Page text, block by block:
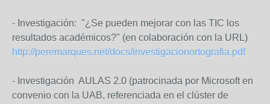
- Investigación: "¿Se pueden mejorar con las TIC los
resultados académicos?" (en colaboración con la URL)
http://peremarques.net/docs/investigacionortografia.pdf
- Investigación AULAS 2.0 (patrocinada por Microsoft en
convenio con la UAB, referenciada en el clúster de